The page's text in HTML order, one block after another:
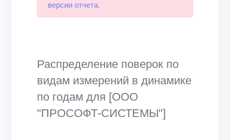
версии отчета.
Распределение поверок по
видам измерений в динамике
по годам для [ООО
"ПРОСОФТ-СИСТЕМЫ"]